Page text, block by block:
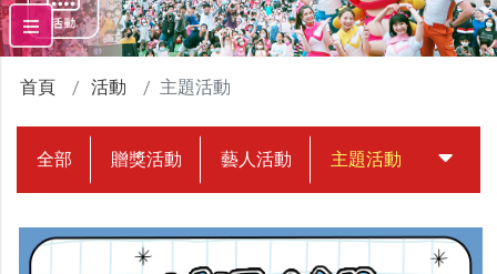
首頁 活動 主題活動
全部 贈獎活動 藝人活動 主題活動 中獎名